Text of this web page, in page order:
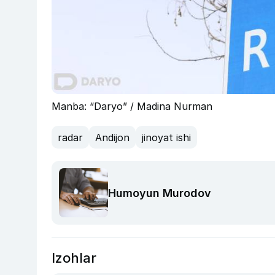
Manba: “Daryo” / Madina Nurman
radar Andijon jinoyat ishi
Humoyun Murodov
Izohlar